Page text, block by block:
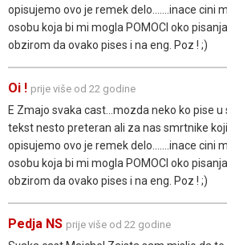
opisujemo ovo je remek delo.......inace cini
osobu koja bi mi mogla POMOCI oko
obzirom da ovako pises i na eng. Poz ! ;)
Oi ! prije više od 22 godine
E Zmajo svaka cast...mozda neko ko pise
tekst nesto preteran ali za nas smrtnike
opisujemo ovo je remek delo.......inace cini
osobu koja bi mi mogla POMOCI oko
obzirom da ovako pises i na eng. Poz ! ;)
Pedja NS prije više od 22 godine